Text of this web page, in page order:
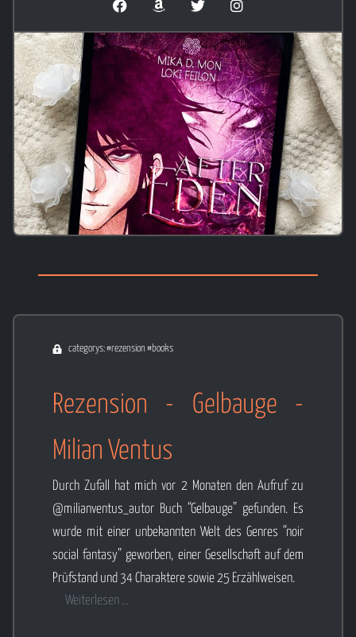
categorys: #rezension #books
Rezension - Gelbauge -
Milian Ventus
Durch Zufall hat mich vor 2 Monaten den Aufruf zu
@milianventus_autor Buch “Gelbauge” gefunden. Es
wurde mit einer unbekannten Welt des Genres “noir
social fantasy” geworben, einer Gesellschaft auf dem
Prüfstand und 34 Charaktere sowie 25 Erzählweisen.
Weiterlesen ...